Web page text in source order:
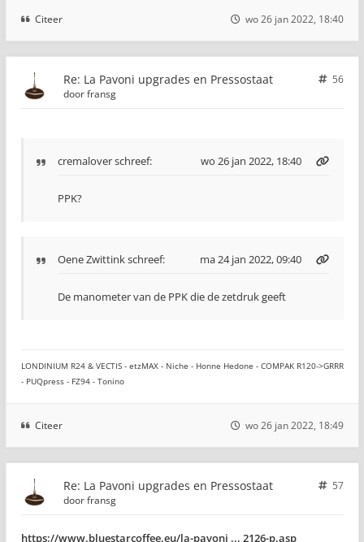
Citeer wo 26 jan 2022, 18:40
Re: La Pavoni upgrades en Pressostaat
56
doorfransg
cremaloverschreef: wo 26 jan 2022, 18:40
PPK?
Oene Zwittinkschreef: ma 24 jan 2022, 09:40
De manometer van de PPK die de zetdruk geeft
LONDINIUM R24 & VECTIS - etzMAX - Niche - Honne Hedone - COMPAK R120->GRRR
- PUQpress - FZ94 - Tonino
Citeer wo 26 jan 2022, 18:49
Re: La Pavoni upgrades en Pressostaat
57
doorfransg
https://www.bluestarcoffee.eu/la-pavoni ... 2126-p.asp